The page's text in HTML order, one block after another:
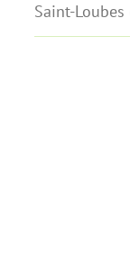
Saint-Loubes